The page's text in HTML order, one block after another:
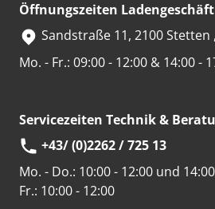
Öffnungszeiten
Sandstraße 11, 2100 Stetten
Mo. - Fr.: 09:00 - 12:00 & 14:00 -
Servicezeiten Technik &
+43/ (0)2262 / 725 13
Mo. - Do.: 10:00 - 12:00 und
Fr.: 10:00 - 12:00